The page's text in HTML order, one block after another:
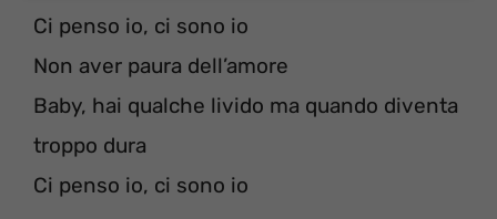
Ci penso io, ci sono io
Non aver paura dell’amore
Baby, hai qualche livido ma quando diventa
troppo dura
Ci penso io, ci sono io